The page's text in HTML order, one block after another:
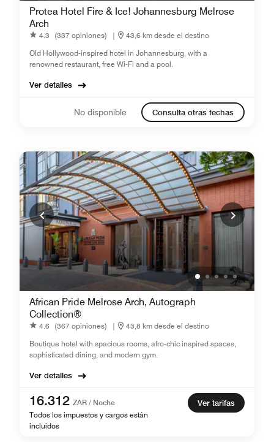
Protea Hotel Fire & Ice! Johannesburg Melrose
Arch
4.3 (337 opiniones) |
43,6 km desde el destino
Old Hollywood-inspired hotel in Johannesburg, with a
renowned restaurant, free Wi-Fi and a pool.
Ver detalles
No disponible Consulta otras fechas
African Pride Melrose Arch, Autograph
Collection®
4.6 (367 opiniones) |
43,8 km desde el destino
Boutique hotel with spacious rooms, afro-chic inspired spaces,
sophisticated dining, and modern gym.
Ver detalles
16.312 ZAR / Noche
Todos los impuestos y cargos están
incluidos
Ver tarifas